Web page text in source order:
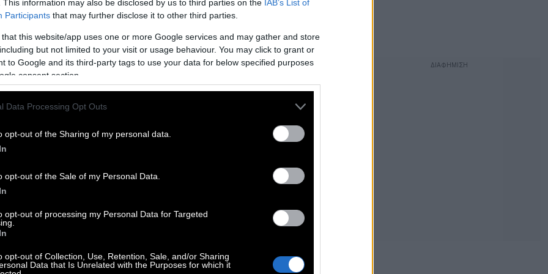
This information may also be disclosed by us to third parties on the IAB’s List of
Participants that may further disclose it to other third parties.
that this website/app uses one or more Google services and may gather and store
but not limited to your visit or usage behaviour. You may click to grant or
to Google and its third-party tags to use your data for below specified purposes
consent section.
Data Processing Opt Outs
opt-out of the Sharing of my personal data.
opt-out of the Sale of my Personal Data.
opt-out of processing my Personal Data for Targeted
opt-out of Collection, Use, Retention, Sale, and/or Sharing
Data that Is Unrelated with the Purposes for which it
γιατί δεν περιορίζονται στην προφανή
εύλογες προσδοκίες. Για παράδειγμα
το σκληροτράχηλο με το τρυφερό προφίλ
του Γουίλιαμς. Ας μη ξεχνάμε,
παραγωγή είναιτο διαχρονικά
(«enemies to lovers»)
παρτενέρ στο κρεβάτι, με τον
κανένα περιθώριο παρερμηνείας των